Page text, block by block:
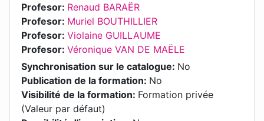
Profesor: Renaud BARAËR
Profesor: Muriel BOUTHILLIER
Profesor: Violaine GUILLAUME
Profesor: Véronique VAN DE MAËLE
Synchronisation sur le catalogue: No
Publication de la formation: No
Visibilité de la formation: Formation privée
(Valeur par défaut)